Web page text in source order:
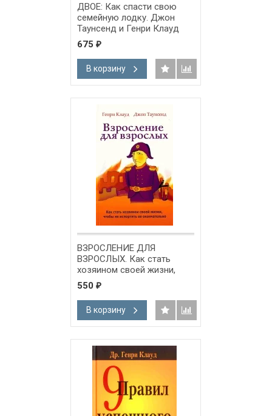
ДВОЕ: Как спасти свою
семейную лодку. Джон
Таунсенд и Генри Клауд
675 ₽
В корзину
ВЗРОСЛЕНИЕ ДЛЯ
ВЗРОСЛЫХ. Как стать
хозяином своей жизни,
чтобы не испортить ее
окончательно. Джон
Таунсенд и Генри Клауд
550 ₽
В корзину